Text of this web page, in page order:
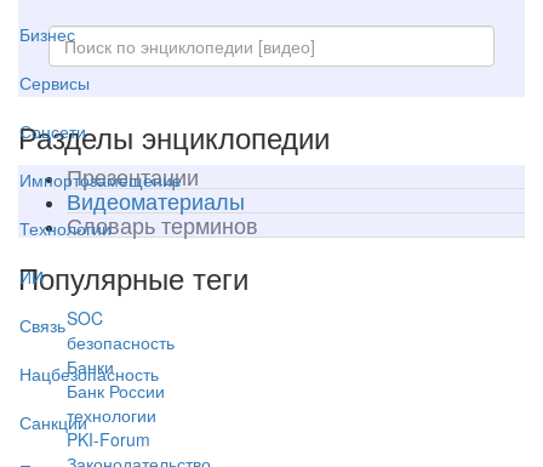
Бизнес
Сервисы
Соцсети
Импортозамещение
Технологии
ИИ
Связь
Нацбезопасность
Санкции
Разделы энциклопедии
Презентации
Видеоматериалы
Словарь терминов
Популярные теги
SOC
безопасность
Банки
Банк России
технологии
PKI-Forum